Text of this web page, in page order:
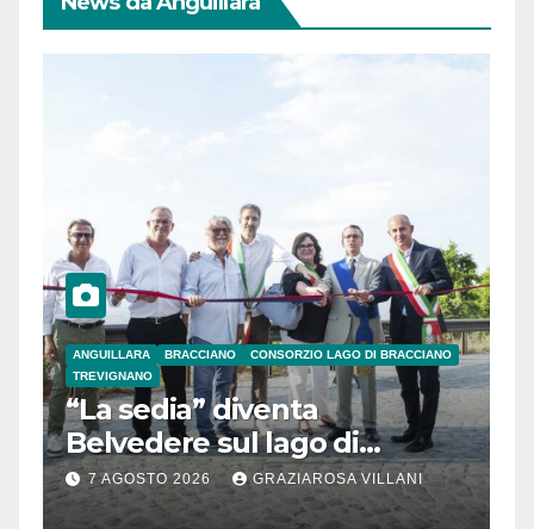
ANGUILLARA BRACCIANO
CONSORZIO LAGO DI BRACCIANO
TREVIGNANO
“La sedia” diventa
Belvedere sul lago di
Bracciano: ieri
l’inaugurazione
7 AGOSTO 2026 GRAZIAROSA VILLANI